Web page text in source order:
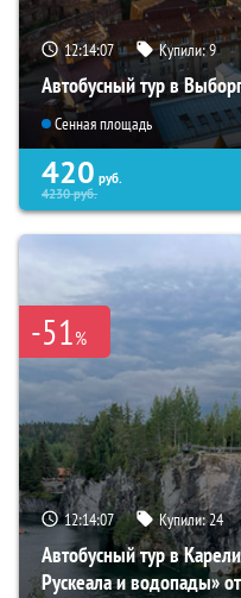
12:14:06 Купили:9
Автобусный тур в
Сенная площадь
420 руб.
4230руб.
-51%
12:14:06 Купили:24
Автобусный тур в
Рускеала и водопады»